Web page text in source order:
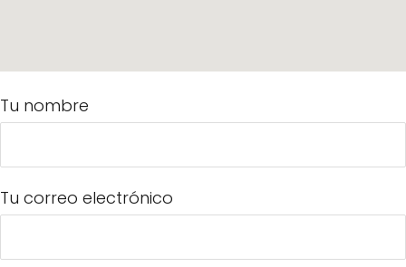
Tu nombre
Tu correo electrónico